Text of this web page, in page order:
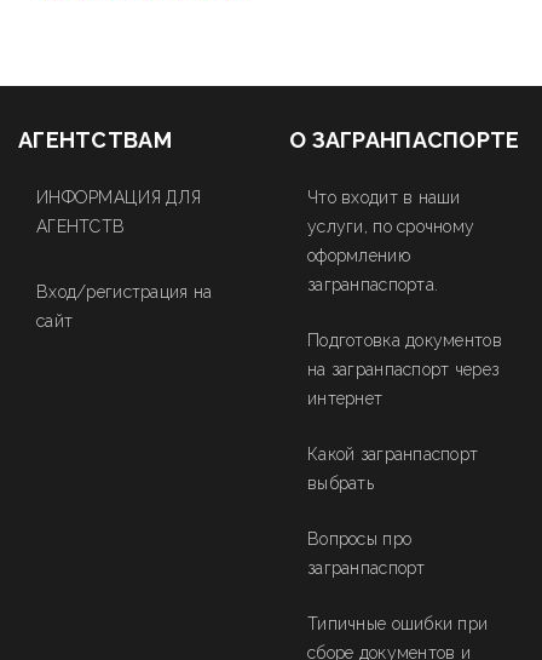
АГЕНТСТВАМ
ИНФОРМАЦИЯ ДЛЯ
АГЕНТСТВ
Вход/регистрация на
сайт
О ЗАГРАНПАСПОРТЕ
Что входит в наши
услуги, по срочному
оформлению
загранпаспорта.
Подготовка документов
на загранпаспорт через
интернет
Какой загранпаспорт
выбрать
Вопросы про
загранпаспорт
Типичные ошибки при
сборе документов и